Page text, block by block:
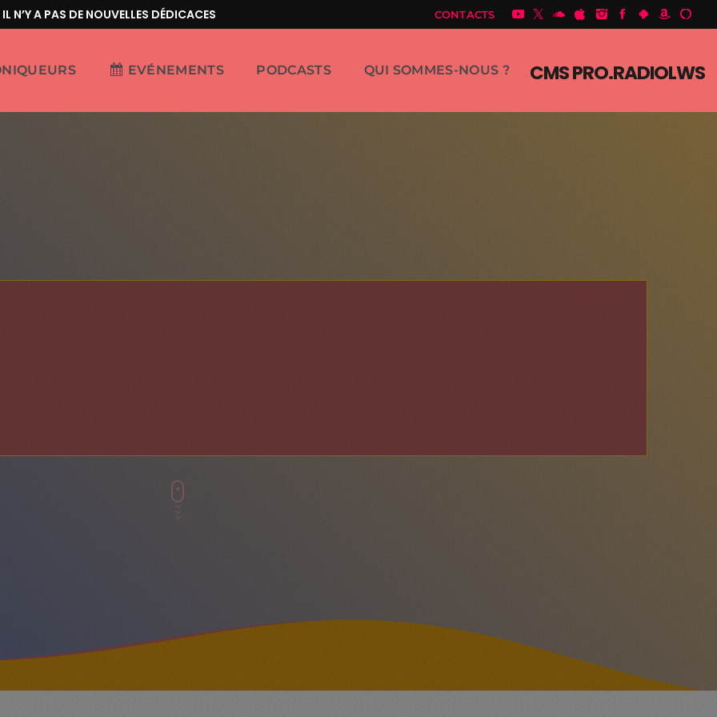
A PAS DE NOUVELLES DÉDICACES CONTACTS
CMS PRO.RADIOLWS
EVÉNEMENTS PODCASTS QUI SOMMES-NOUS ?